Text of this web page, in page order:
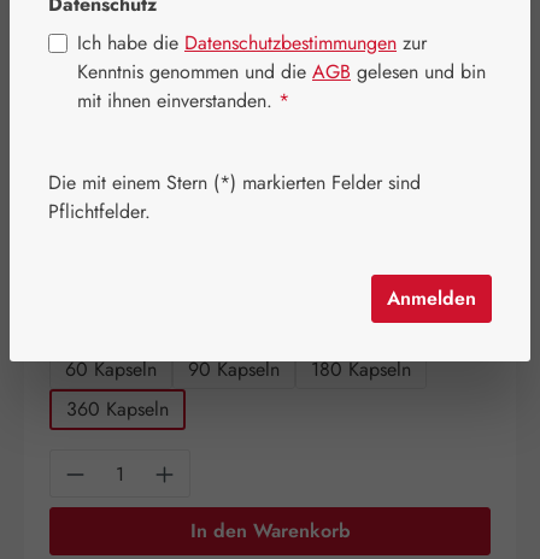
Preise inkl. MwSt. zzgl. Versandkosten
60 Kapseln 90 Kapseln
180 Kapseln
360 Kapseln
Produkt Anzahl: Gib den gewünschten
In den Warenkorb
Ich habe die Datenschutzbestimmungen zur
Kenntnis genommen und die AGB gelesen und bin
mit ihnen einverstanden. *
Die mit einem Stern (*) markierten Felder sind
Pflichtfelder.
Anmelden